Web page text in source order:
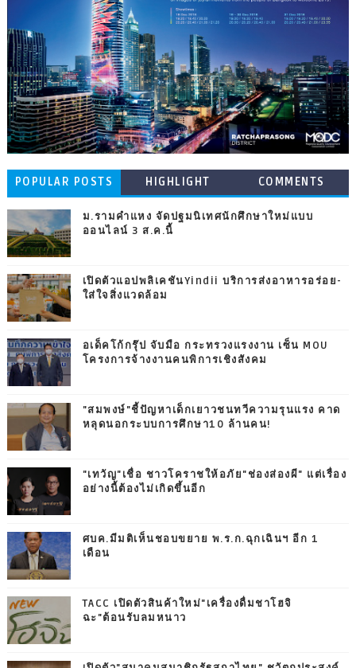
POPULAR POSTS HIGHLIGHT COMMENTS
ม.รามคำแหง จัดปฐมนิเทศนักศึกษาใหม่แบบ
ออนไลน์ 3 ส.ค.นี้
เปิดตัวแอปพลิเคชันYindii บริการส่งอาหารอร่อย-
ใส่ใจสิ่งแวดล้อม
อเด็คโก้กรุ๊ป จับมือ กระทรวงแรงงาน เซ็น MOU
โครงการจ้างงานคนพิการเชิงสังคม
"สมพงษ์"ชี้ปัญหาเด็กเยาวชนทวีความรุนแรง คาด
หลุดนอกระบบการศึกษา10 ล้านคน!
"เทวัญ"เชื่อ ชาวโคราชให้อภัย"ช่องส่องผี" แต่เรื่อง
อย่างนี้ต้องไม่เกิดขึ้นอีก
ศบค.มีมติเห็นชอบขยาย พ.ร.ก.ฉุกเฉินฯ อีก 1
เดือน
TACC เปิดตัวสินค้าใหม่"เครื่องดื่มชาโฮจิ
ฉะ"ต้อนรับลมหนาว